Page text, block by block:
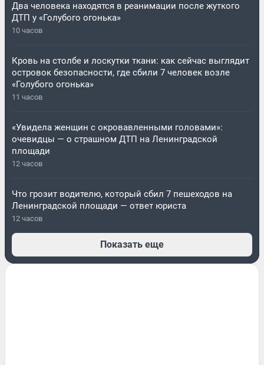
Два человека находятся в реанимации после жуткого
ДТП у «Голубого огонька»
10 часов
Кровь на столбе и лоскутки ткани: как сейчас выглядит
островок безопасности, где сбили 7 человек возле
«Голубого огонька»
11 часов
«Увидела женщин с окровавленными головами»:
очевидцы — о страшном ДТП на Ленинградской
площади
12 часов
Что грозит водителю, который сбил 7 пешеходов на
Ленинградской площади — ответ юриста
12 часов
Показать еще